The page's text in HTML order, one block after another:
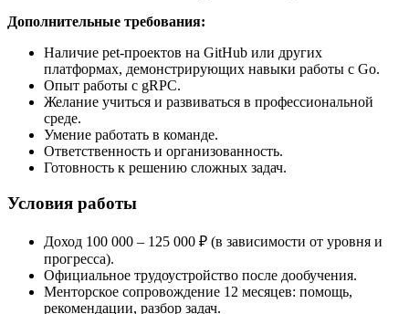
Дополнительные требования:
Наличие pet-проектов на GitHub или других
платформах, демонстрирующих навыки работы с Go.
Опыт работы с gRPC.
Желание учиться и развиваться в профессиональной
среде.
Умение работать в команде.
Ответственность и организованность.
Готовность к решению сложных задач.
Условия работы
Доход 100 000 – 125 000 ₽ (в зависимости от уровня и
прогресса).
Официальное трудоустройство после дообучения.
Менторское сопровождение 12 месяцев: помощь,
рекомендации, разбор задач.